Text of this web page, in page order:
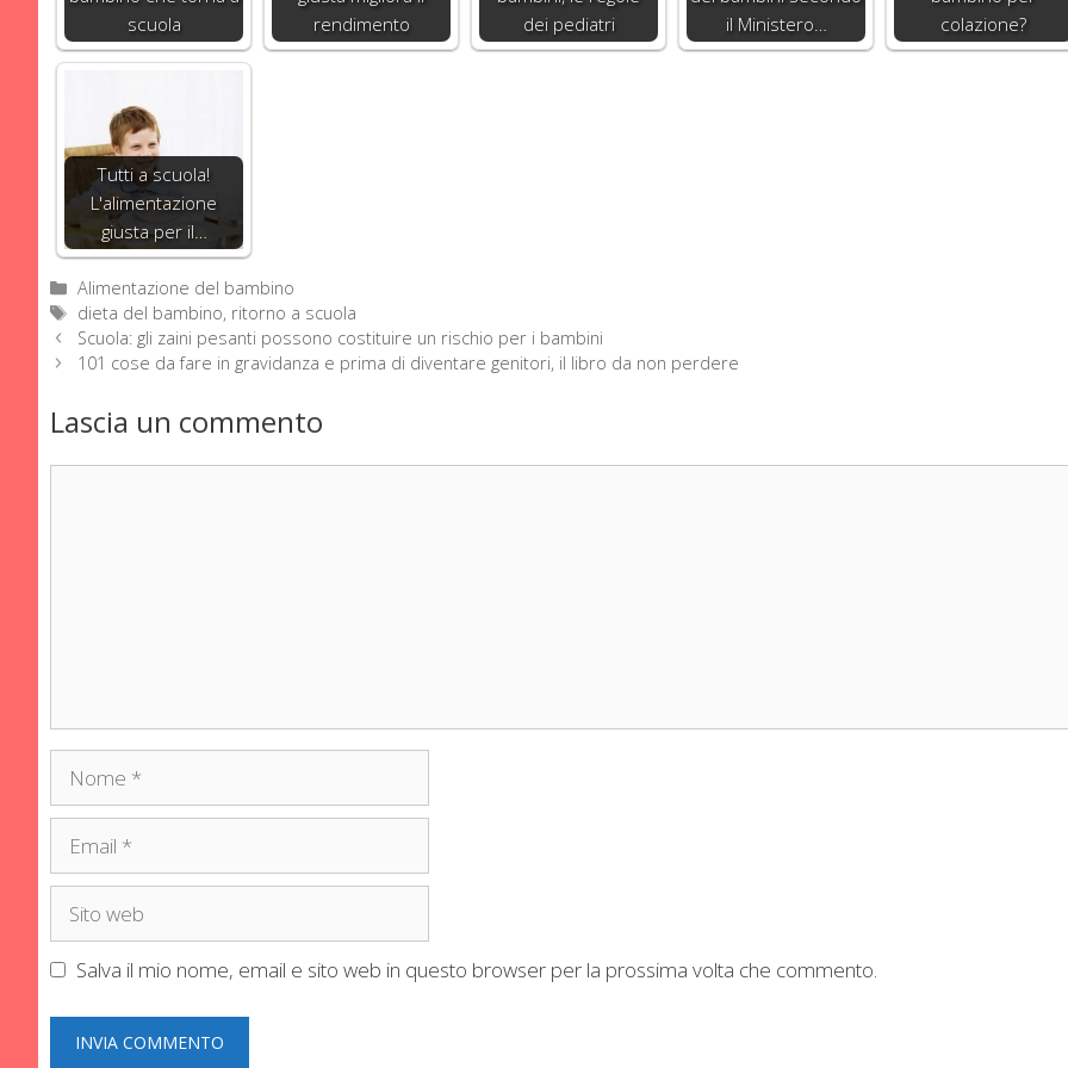
scuola
rendimento
dei pediatri
il Ministero…
colazione?
Tutti a scuola!
L'alimentazione
giusta per il…
Categorie
Alimentazione del bambino
Tag
dieta del bambino, ritorno a scuola
Scuola: gli zaini pesanti possono costituire un rischio per i bambini
101 cose da fare in gravidanza e prima di diventare genitori, il libro da non perdere
Lascia un commento
Nome
Email
Sito
Salva il mio nome, email e sito web in questo browser per la prossima volta che commento.